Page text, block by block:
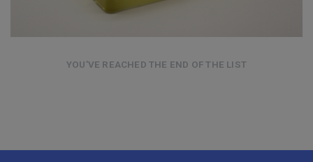
YOU’VE REACHED THE END OF THE LIST